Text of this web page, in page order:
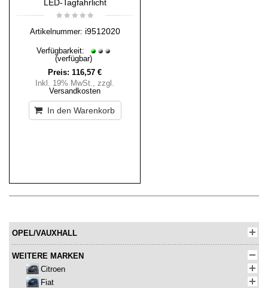
LED-Tagfahrlicht
Artikelnummer: i9512020
Verfügbarkeit:
(verfügbar)
Preis: 116,57 €
Inkl. 19% MwSt., zzgl.
Versandkosten
In den Warenkorb
OPEL/VAUXHALL
WEITERE MARKEN
Citroen
Fiat